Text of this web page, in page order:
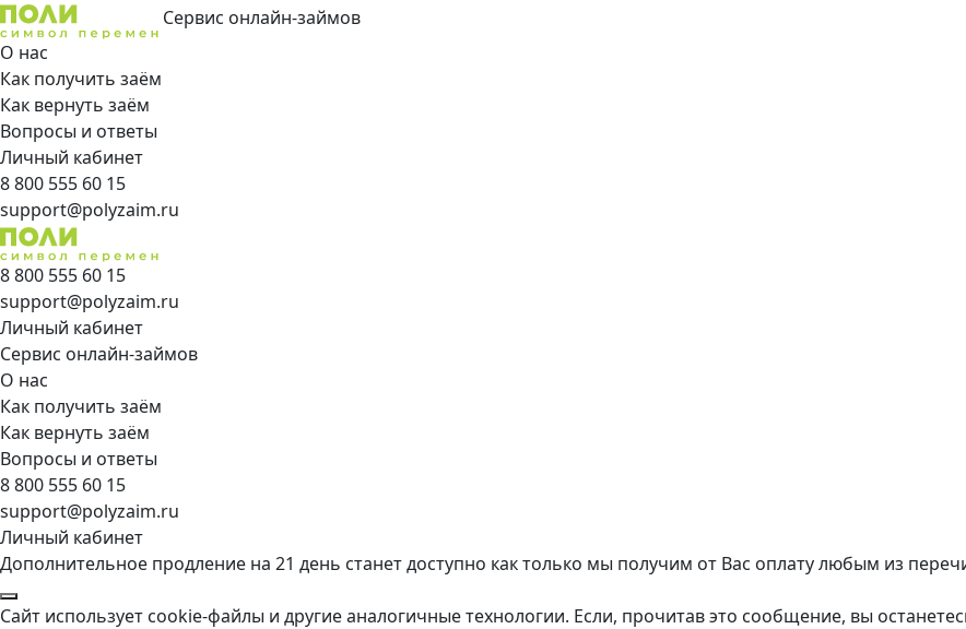
Сервис онлайн-займов
О нас
Как получить заём
Как вернуть заём
Вопросы и ответы
Личный кабинет
8 800 555 60 15
support@polyzaim.ru
8 800 555 60 15
support@polyzaim.ru
Личный кабинет
Сервис онлайн-займов
О нас
Как получить заём
Как вернуть заём
Вопросы и ответы
8 800 555 60 15
support@polyzaim.ru
Личный кабинет
Дополнительное продление на 21 день станет доступно как только мы получим от Вас оплату любым из
Сайт использует cookie-файлы и другие аналогичные технологии. Если, прочитав это сообщение, вы